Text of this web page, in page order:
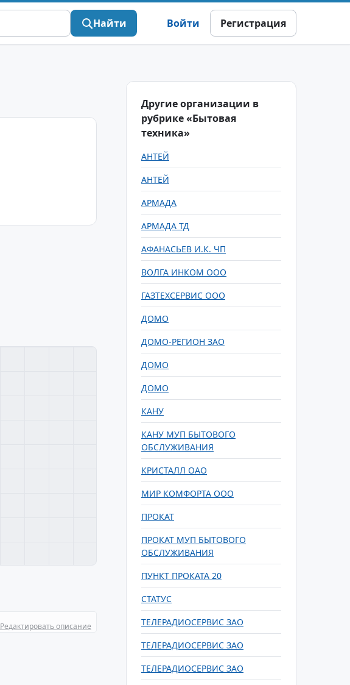
Найти Войти Регистрация
Редактировать описание
Другие организации в
рубрике «Бытовая
техника»
АНТЕЙ
АНТЕЙ
АРМАДА
АРМАДА ТД
АФАНАСЬЕВ И.К. ЧП
ВОЛГА ИНКОМ ООО
ГАЗТЕХСЕРВИС ООО
ДОМО
ДОМО-РЕГИОН ЗАО
ДОМО
ДОМО
КАНУ
КАНУ МУП БЫТОВОГО
ОБСЛУЖИВАНИЯ
КРИСТАЛЛ ОАО
МИР КОМФОРТА ООО
ПРОКАТ
ПРОКАТ МУП БЫТОВОГО
ОБСЛУЖИВАНИЯ
ПУНКТ ПРОКАТА 20
СТАТУС
ТЕЛЕРАДИОСЕРВИС ЗАО
ТЕЛЕРАДИОСЕРВИС ЗАО
ТЕЛЕРАДИОСЕРВИС ЗАО